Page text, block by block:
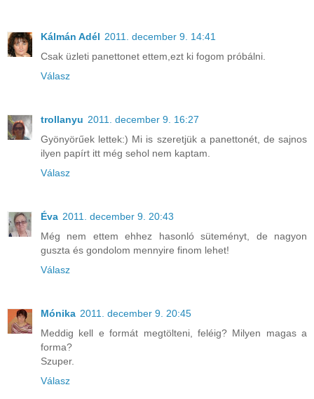
Kálmán Adél 2011. december 9. 14:41
Csak üzleti panettonet ettem,ezt ki fogom próbálni.
Válasz
trollanyu 2011. december 9. 16:27
Gyönyörűek lettek:) Mi is szeretjük a panettonét, de sajnos
ilyen papírt itt még sehol nem kaptam.
Válasz
Éva 2011. december 9. 20:43
Még nem ettem ehhez hasonló süteményt, de nagyon
guszta és gondolom mennyire finom lehet!
Válasz
Mónika 2011. december 9. 20:45
Meddig kell e formát megtölteni, feléig? Milyen magas a
forma?
Szuper.
Válasz